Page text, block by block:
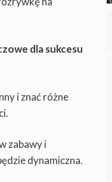
dla sukcesu
i znać różne
zabawy i
dynamiczna.